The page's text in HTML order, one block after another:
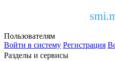
Пользователям
Войти в систему Регистрация
Разделы и сервисы